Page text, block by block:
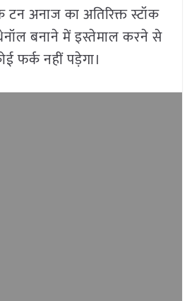
टन अनाज का अतिरिक्त स्टॉक
बनाने में इस्तेमाल करने से
फर्क नहीं पड़ेगा।